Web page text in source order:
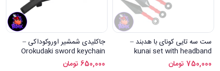
ست سه تایی کونای با هدبند –
kunai set with headband
750,000 تومان
جاکلیدی شمشیر اوروکوداکی –
Orokudaki sword keychain
650,000 تومان